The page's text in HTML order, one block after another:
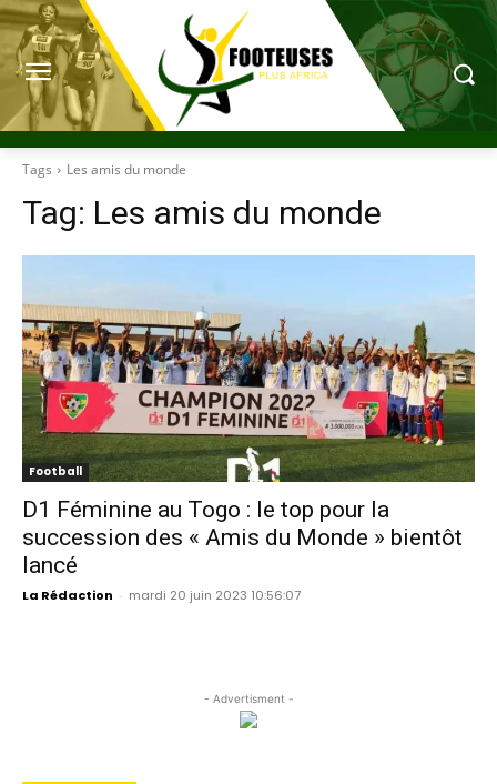
Tags Les amis du monde
Tag: Les amis du monde
Football
D1 Féminine au Togo : le top pour la
succession des « Amis du Monde » bientôt
lancé
La Rédaction - mardi 20 juin 2023 10:56:07
- Advertisment -